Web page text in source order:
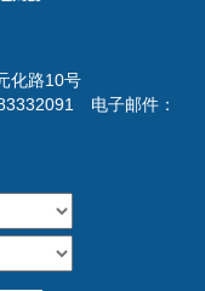
化路10号
电子邮件：